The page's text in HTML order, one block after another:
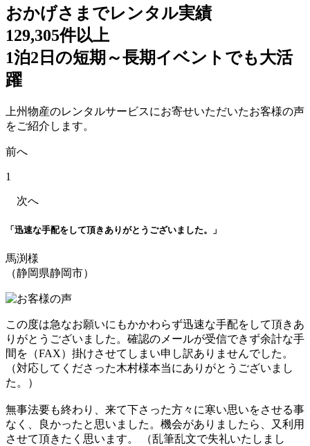
おかげさまでレンタル実績
129,305件以上
1泊2日の短期～長期イベントでも大活
躍
上州物産のレンタルサービスにお寄せいただいたお客様の声
をご紹介します。
前へ
1
次へ
「迅速な手配をして頂きありがとうございました。」
馬渕様
（静岡県静岡市）
この度は急なお願いにもかかわらず迅速な手配をして頂きあ
りがとうございました。確認のメールが受信できず余計な手
間を（FAX）掛けさせてしまい申し訳ありませんでした。
（対応してくださった木村様本当にありがとうございまし
た。）
無事法要も終わり、来て下さった方々に寒い思いをさせる事
なく、良かったと思いました。機会がありましたら、又利用
させて頂きたく思います。 （乱筆乱文で失礼いたしまし